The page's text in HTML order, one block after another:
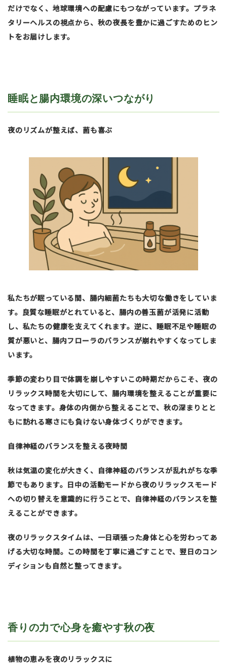
だけでなく、地球環境への配慮にもつながっています。プラネ
タリーヘルスの視点から、秋の夜長を豊かに過ごすためのヒン
トをお届けします。
睡眠と腸内環境の深いつながり
夜のリズムが整えば、菌も喜ぶ
私たちが眠っている間、腸内細菌たちも大切な働きをしていま
す。良質な睡眠がとれていると、腸内の善玉菌が活発に活動
し、私たちの健康を支えてくれます。逆に、睡眠不足や睡眠の
質が悪いと、腸内フローラのバランスが崩れやすくなってしま
います。
季節の変わり目で体調を崩しやすいこの時期だからこそ、夜の
リラックス時間を大切にして、腸内環境を整えることが重要に
なってきます。身体の内側から整えることで、秋の深まりとと
もに訪れる寒さにも負けない身体づくりができます。
自律神経のバランスを整える夜時間
秋は気温の変化が大きく、自律神経のバランスが乱れがちな季
節でもあります。日中の活動モードから夜のリラックスモード
への切り替えを意識的に行うことで、自律神経のバランスを整
えることができます。
夜のリラックスタイムは、一日頑張った身体と心を労わってあ
げる大切な時間。この時間を丁寧に過ごすことで、翌日のコン
ディションも自然と整ってきます。
香りの力で心身を癒やす秋の夜
植物の恵みを夜のリラックスに